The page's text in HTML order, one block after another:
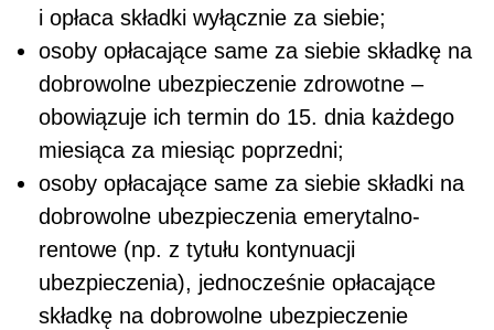
i opłaca składki wyłącznie za siebie;
osoby opłacające same za siebie składkę na
dobrowolne ubezpieczenie zdrowotne –
obowiązuje ich termin do 15. dnia każdego
miesiąca za miesiąc poprzedni;
osoby opłacające same za siebie składki na
dobrowolne ubezpieczenia emerytalno-
rentowe (np. z tytułu kontynuacji
ubezpieczenia), jednocześnie opłacające
składkę na dobrowolne ubezpieczenie